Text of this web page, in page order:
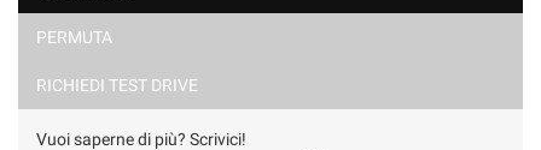
PERMUTA
RICHIEDI TEST DRIVE
Vuoi saperne di più? Scrivici!